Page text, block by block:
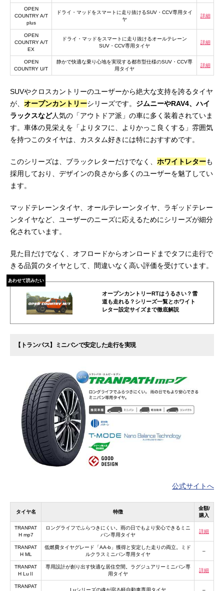
OPEN
COUNTRY A/T
plus
ドライ・マッドをスマートに走り抜けるSUV・CCV専用タイ
ヤ
詳細
OPEN
COUNTRY A/T
EX
ドライ・マッドをスマートに走り抜けるオールテレーン
SUV・CCV専用タイヤ
詳細
OPEN
COUNTRY U/T
静かで快適な乗り心地を実現する都市型仕様のSUV・CCV専
用タイヤ
詳細
SUVやクロスカントリーのユーザーから絶大な支持を誇るタイヤ
が、 オープンカントリーシリーズです。 ジムニーやRAV4、ハイ
ラックスなど人気の「アウトドア派」の車に多く装着されていま
す。車体の見栄えを「よりタフに、よりかっこ良くする」雰囲気
を持つこのタイヤは、カスタム好きには特におすすめです。
このシリーズは、ブラックレターだけでなく、 ホワイトレターも
採用しており、デザインの良さから多くのユーザーを魅了してい
ます。
マッドテレーンタイヤ、オールテレーンタイヤ、ラギッドテレー
ンタイヤなど、ユーザーのニーズに応えるためにシリーズが細分
化されています。
見た目だけでなく、オフロードからオンロードまでタフに走行で
きる品質のタイヤとして、間違いなく高い評価を受けています。
あわせて読みたい
オープンカントリーRTはうるさい？雪
道も走れる？シリーズ一覧とホワイト
レター設定サイズまで徹底解説
【トランパス】ミニバンで安定した走行を実現
公式サイトへ
タイヤ名 特徴
金額/
購入
TRANPAT
H mp7
ロングライフでふらつきにくい。雨の日でもより安心できるミニ
バン専用タイヤ
詳細
TRANPAT
H ML
低燃費タイヤグレード「AA-b」獲得と安定した走りの両立。ミド
ルクラスミニバン専用タイヤ
–
TRANPAT
H LuⅡ
専用設計が創り出す快適な居住空間。ラグジュアリーミニバン専
用タイヤ
詳細
TRANPAT
Luシリーズの魂が宿る軽自動車専用タイヤ –